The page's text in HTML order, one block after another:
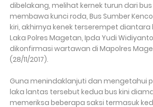
dibelakang, melihat kernek turun dari
membawa kunci roda, Bus Sumber
kiri, akhirnya kenek terserempet diantara
Laka Polres Magetan, Ipda Yudi
dikonfirmasi wartawan di Mapolres
(28/11/2017).
Guna menindaklanjuti dan mengetahui
laka lantas tersebut kedua bus kini
memeriksa beberapa saksi termasuk